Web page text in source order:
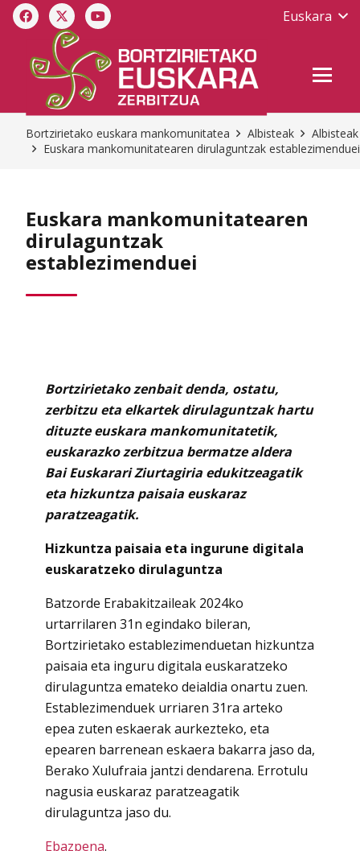
Euskara
Bortzirietako euskara mankomunitatea Albisteak
Albisteak
Euskara mankomunitatearen dirulaguntzak establezimenduei
Euskara mankomunitatearen
dirulaguntzak
establezimenduei
Bortzirietako zenbait denda, ostatu,
zerbitzu eta elkartek dirulaguntzak hartu
dituzte euskara mankomunitatetik,
euskarazko zerbitzua bermatze aldera
Bai Euskarari Ziurtagiria edukitzeagatik
eta hizkuntza paisaia euskaraz
paratzeagatik.
Hizkuntza paisaia eta ingurune digitala
euskaratzeko dirulaguntza
Batzorde Erabakitzaileak 2024ko
urtarrilaren 31n egindako bileran,
Bortzirietako establezimenduetan hizkuntza
paisaia eta inguru digitala euskaratzeko
dirulaguntza emateko deialdia onartu zuen.
Establezimenduek urriaren 31ra arteko
epea zuten eskaerak aurkezteko, eta
epearen barrenean eskaera bakarra jaso da,
Berako Xulufraia jantzi dendarena. Errotulu
nagusia euskaraz paratzeagatik
dirulaguntza jaso du.
Ebazpena.